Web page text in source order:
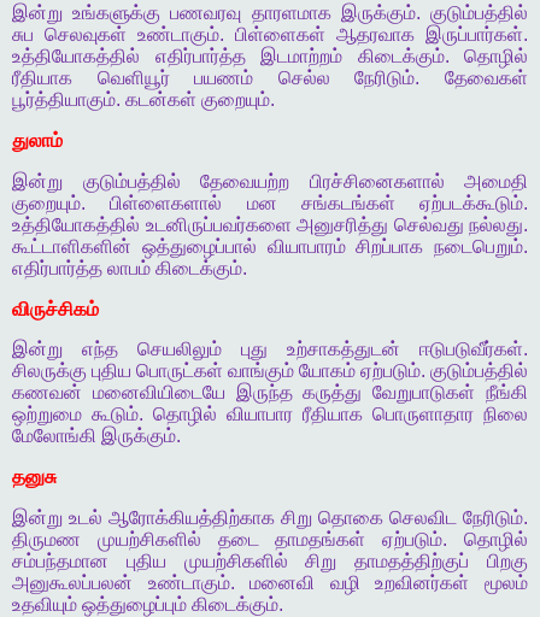
இன்று உங்களுக்கு பணவரவு தாரளமாக இருக்கும்.குடும்பத்தில்
சுப செலவுகள் உண்டாகும். பிள்ளைகள் ஆதரவாக இருப்பார்கள்.
உத்தியோகத்தில்
எதிர்பார்த்த இடமாற்றம் கிடைக்கும். தொழில்
ரீதியாக
வெளியூர் பயணம் செல்ல நேரிடும்.தேவைகள்
பூர்த்தியாகும். கடன்கள் குறையும்.
துலாம்
இன்று
குடும்பத்தில் தேவையற்ற பிரச்சினைகளால்
அமைதி
குறையும்.பிள்ளைகளால் மன சங்கடங்கள் ஏற்படக்கூடும்.
உத்தியோகத்தில் உடனிருப்பவர்களை அனுசரித்து செல்வது நல்லது.
கூட்டாளிகளின் ஒத்துழைப்பால் வியாபாரம் சிறப்பாக நடைபெறும்.
எதிர்பார்த்த லாபம் கிடைக்கும்.
விருச்சிகம்
இன்று
எந்த செயலிலும் புது உற்சாகத்துடன் ஈடுபடுவீர்கள்.
சிலருக்கு புதிய பொருட்கள் வாங்கும் யோகம் ஏற்படும். குடும்பத்தில்
கணவன் மனைவியிடையே இருந்த கருத்து வேறுபாடுகள் நீங்கி
ஒற்றுமை கூடும். தொழில் வியாபார ரீதியாக பொருளாதார நிலை
மேலோங்கி இருக்கும்.
தனுசு
இன்று உடல் ஆரோக்கியத்திற்காக சிறு தொகை செலவிட நேரிடும்.
திருமண
முயற்சிகளில் தடை தாமதங்கள் ஏற்படும்.தொழில்
சம்பந்தமான
புதிய முயற்சிகளில் சிறு தாமதத்திற்குப்
பிறகு
அனுகூலப்பலன்
உண்டாகும்.மனைவி வழி உறவினர்கள்
மூலம்
உதவியும் ஒத்துழைப்பும் கிடைக்கும்.